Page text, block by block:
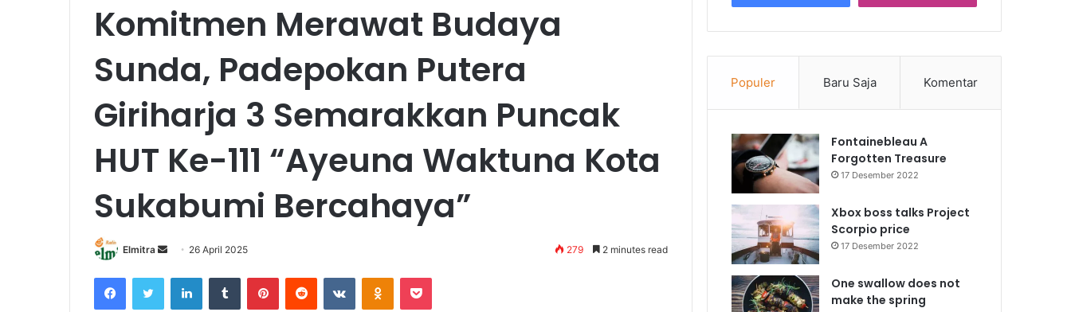
Komitmen Merawat Budaya
Sunda, Padepokan Putera
Giriharja 3 Semarakkan Puncak
HUT Ke-111 “Ayeuna Waktuna Kota
Sukabumi Bercahaya”
Elmitra
Send
email
26 April 2025 279 2 minutes read
FacebookTwitter LinkedInTumblr PinterestReddit VKontakteOdnoklassniki
Pocket
Populer Baru Saja Komentar
Fontainebleau A
Forgotten Treasure
17 Desember 2022
Xbox boss talks Project
Scorpio price
17 Desember 2022
One swallow does not
make the spring